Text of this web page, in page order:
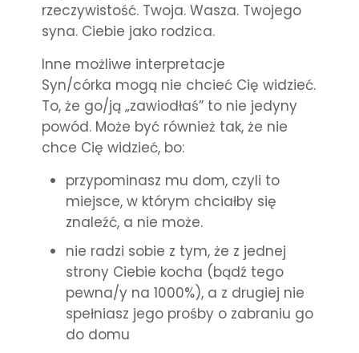
rzeczywistość. Twoja. Wasza. Twojego
syna. Ciebie jako rodzica.
Inne możliwe interpretacje
Syn/córka mogą nie chcieć Cię widzieć.
To, że go/ją „zawiodłaś” to nie jedyny
powód. Może być również tak, że nie
chce Cię widzieć, bo:
przypominasz mu dom, czyli to
miejsce, w którym chciałby się
znaleźć, a nie może.
nie radzi sobie z tym, że z jednej
strony Ciebie kocha (bądź tego
pewna/y na 1000%), a z drugiej nie
spełniasz jego prośby o zabraniu go
do domu